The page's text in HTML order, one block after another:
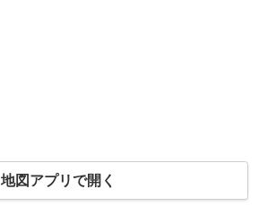
地図アプリで開く